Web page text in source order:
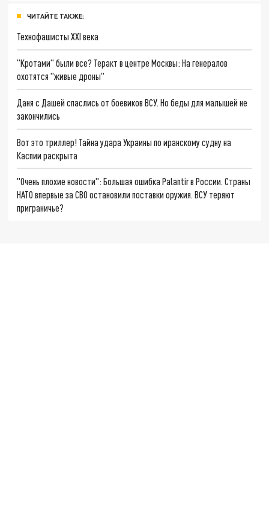
ЧИТАЙТЕ ТАКЖЕ:
Технофашисты XXI века
"Кротами" были все? Теракт в центре Москвы: На генералов
охотятся "живые дроны"
Даня с Дашей спаслись от боевиков ВСУ. Но беды для малышей не
закончились
Вот это триллер! Тайна удара Украины по иранскому судну на
Каспии раскрыта
"Очень плохие новости": Большая ошибка Palantir в России. Страны
НАТО впервые за СВО остановили поставки оружия. ВСУ теряют
приграничье?